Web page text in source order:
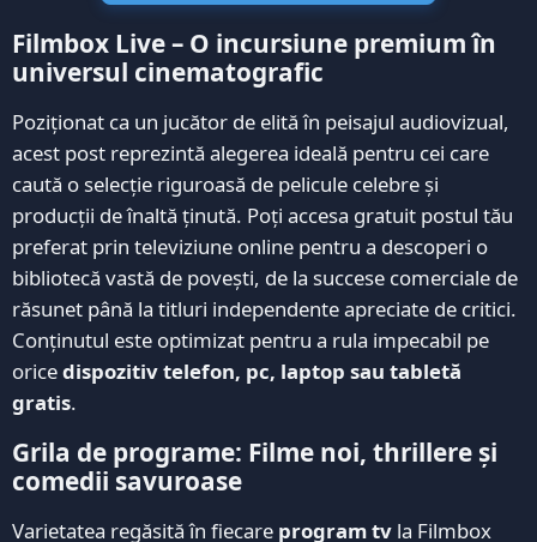
Filmbox Live – O incursiune premium în
universul cinematografic
Poziționat ca un jucător de elită în peisajul audiovizual,
acest post reprezintă alegerea ideală pentru cei care
caută o selecție riguroasă de pelicule celebre și
producții de înaltă ținută. Poți accesa gratuit postul tău
preferat prin televiziune online pentru a descoperi o
bibliotecă vastă de povești, de la succese comerciale de
răsunet până la titluri independente apreciate de critici.
Conținutul este optimizat pentru a rula impecabil pe
oricedispozitiv telefon, pc, laptop sau tabletă
gratis.
Grila de programe: Filme noi, thrillere și
comedii savuroase
Varietatea regăsită în fiecare program tv la Filmbox